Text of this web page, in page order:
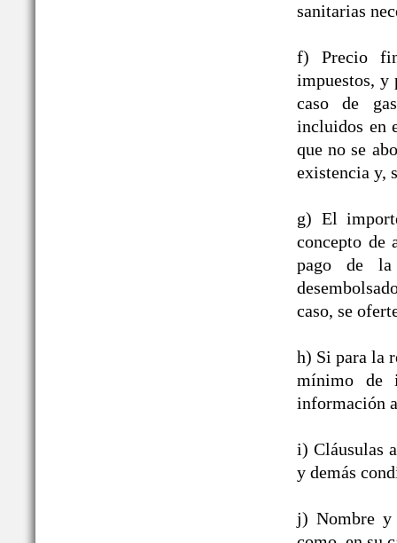
sanitarias
f) Precio
impuestos, y
caso de
incluidos en
que no se
existencia y,
g) El
concepto de
pago de
caso, se
h) Si para la
mínimo de
información
i) Cláusulas
y demás
j) Nombre y